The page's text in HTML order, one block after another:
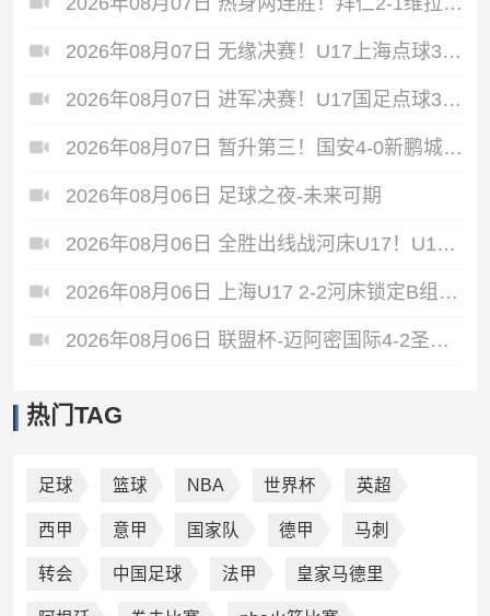
2026年08月07日 无缘决赛！U17上海点球3-4枪手U17 李秋甫、李文博失点王启戎扑点
2026年08月07日 进军决赛！U17国足点球3-1河床U17将战阿森纳 江宇涵替补两扑点
2026年08月07日 暂升第三！国安4-0新鹏城7轮不败 张玉宁传射达万双响法比奥破门
2026年08月06日 足球之夜-未来可期
2026年08月06日 全胜出线战河床U17！U17国足2-1十人药厂U17 赵松源登场1分钟传射
2026年08月06日 上海U17 2-2河床锁定B组第1 吕孟洋点射阿布力米破门 将战A组第2
2026年08月06日 联盟杯-迈阿密国际4-2圣路易斯 梅西2射1传 阿伦助攻戴帽
热门TAG
足球 篮球 NBA 世界杯 英超
西甲 意甲 国家队 德甲 马刺
转会 中国足球 法甲 皇家马德里